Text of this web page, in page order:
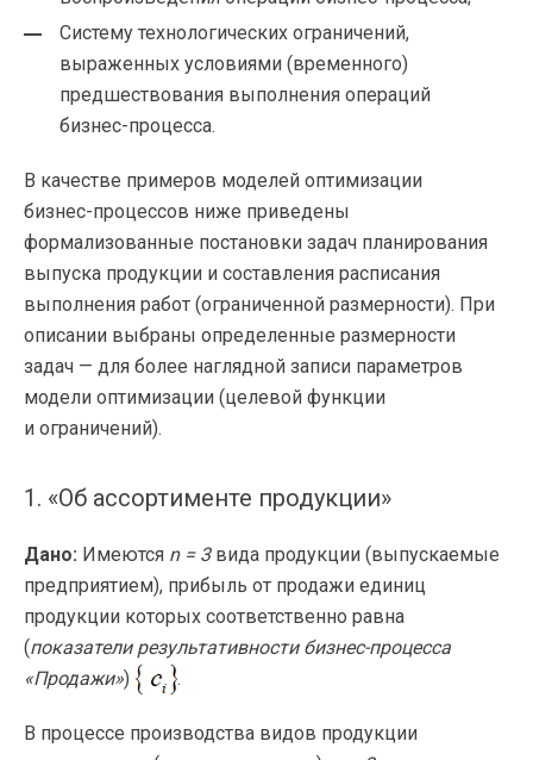
Систему технологических ограничений,
выраженных условиями (временного)
предшествования выполнения операций
бизнес-процесса.
В качестве примеров моделей оптимизации
бизнес-процессов ниже приведены
формализованные постановки задач планирования
выпуска продукции и составления расписания
выполнения работ (ограниченной размерности). При
описании выбраны определенные размерности
задач — для более наглядной записи параметров
модели оптимизации (целевой функции
и ограничений).
1. «Об ассортименте продукции»
Дано: Имеются n = 3вида продукции (выпускаемые
предприятием), прибыль от продажи единиц
продукции которых соответственно равна
(показатели результативности бизнес-процесса
«Продажи») .
В процессе производства видов продукции